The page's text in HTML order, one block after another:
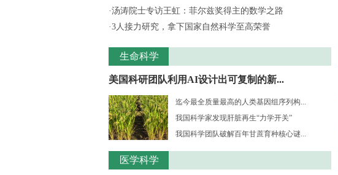
·汤涛院士专访王虹：菲尔兹奖得主的数学之路
·3人接力研究，拿下国家自然科学至高荣誉
生命科学
美国科研团队利用AI设计出可复制的新...
迄今最全质量最高的人类基因组序列构...
我国科学家发现肝脏再生“力学开关”
我国科学团队破解百年甘蔗育种核心谜...
医学科学